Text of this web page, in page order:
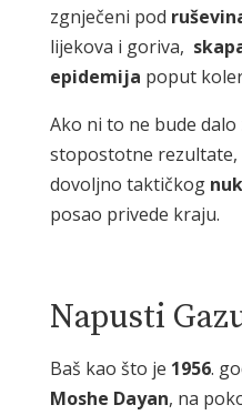
zgnječeni pod
lijekova i goriva,
epidemija poput
Ako ni to ne bude dalo
stopostotne rezultate,
dovoljno taktičkog
posao privede kraju.
Napusti
Baš kao što je 1956.
Moshe Dayan, na